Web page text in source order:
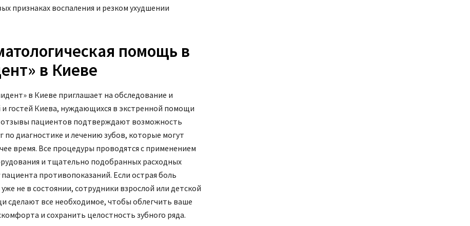
признаках воспаления и резком ухудшении
помощь в
в Киеве
в Киеве приглашает на обследование и
гостей Киева, нуждающихся в экстренной помощи
пациентов подтверждают возможность
по диагностике и лечению зубов, которые могут
время. Все процедуры проводятся с применением
и тщательно подобранных расходных
противопоказаний. Если острая боль
не в состоянии, сотрудники взрослой или детской
сделают все необходимое, чтобы облегчить ваше
и сохранить целостность зубного ряда.